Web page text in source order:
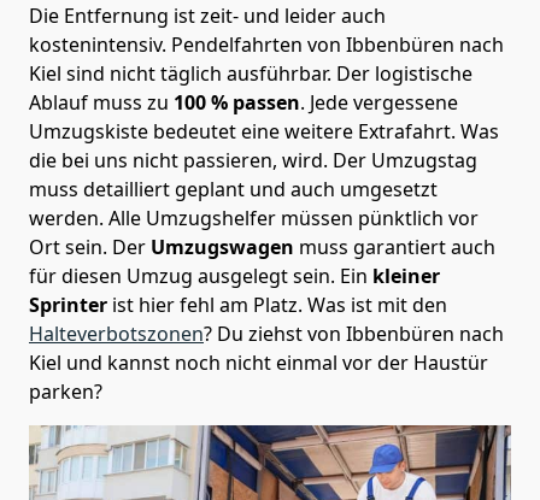
Die Entfernung ist zeit- und leider auch
kostenintensiv. Pendelfahrten von Ibbenbüren nach
Kiel sind nicht täglich ausführbar. Der logistische
Ablauf muss zu 100 % passen. Jede vergessene
Umzugskiste bedeutet eine weitere Extrafahrt. Was
die bei uns nicht passieren, wird. Der Umzugstag
muss detailliert geplant und auch umgesetzt
werden. Alle Umzugshelfer müssen pünktlich vor
Ort sein. Der Umzugswagen muss garantiert auch
für diesen Umzug ausgelegt sein. Ein kleiner
Sprinter ist hier fehl am Platz. Was ist mit den
Halteverbotszonen? Du ziehst von Ibbenbüren nach
Kiel und kannst noch nicht einmal vor der Haustür
parken?